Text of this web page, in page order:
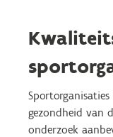
gezondheid van
onderzoek